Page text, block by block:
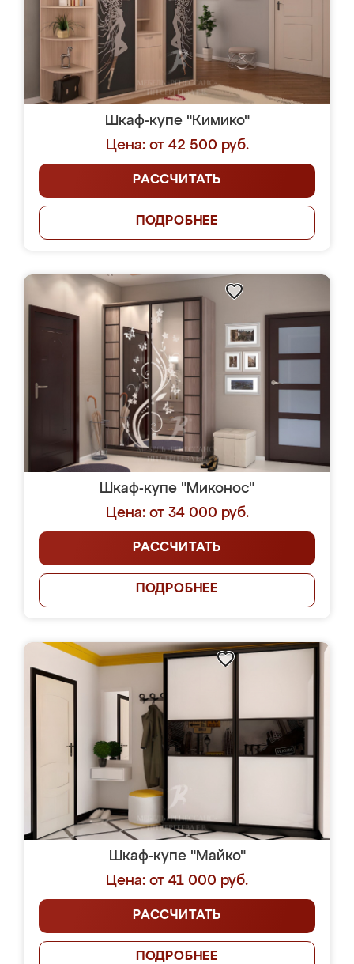
Шкаф-купе "Кимико"
Цена: от 42 500 руб.
РАССЧИТАТЬ
ПОДРОБНЕЕ
Шкаф-купе "Миконос"
Цена: от 34 000 руб.
РАССЧИТАТЬ
ПОДРОБНЕЕ
Шкаф-купе "Майко"
Цена: от 41 000 руб.
РАССЧИТАТЬ
ПОДРОБНЕЕ